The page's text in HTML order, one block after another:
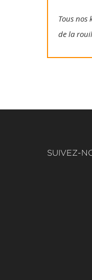
Tous nos
de la
SUIVEZ-